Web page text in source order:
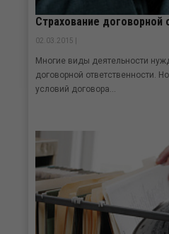
Страхование договорной
02.03.2015 |
Многие виды деятельности
договорной ответственности.
условий договора...